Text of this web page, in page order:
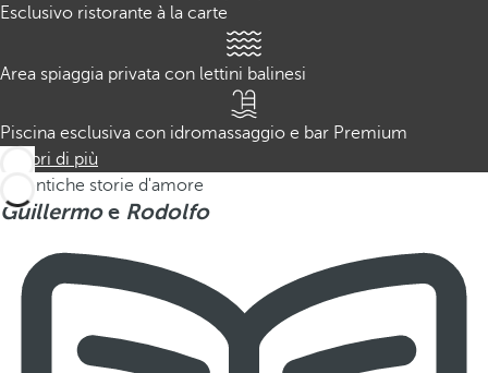
Esclusivo ristorante à la carte
Area spiaggia privata con lettini balinesi
Piscina esclusiva con idromassaggio e bar Premium
Scopri di più
Autentiche storie d'amore
Guillermoe Rodolfo